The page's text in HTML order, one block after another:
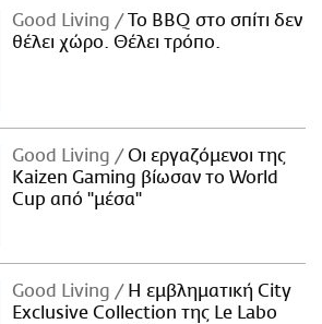
Good Living
Το BBQ στο σπίτι δεν
θέλει χώρο. Θέλει τρόπο.
Good Living
Οι εργαζόμενοι της
Kaizen Gaming βίωσαν το World
Cup από "μέσα"
Good Living
Η εμβληματική City
Exclusive Collection της Le Labo